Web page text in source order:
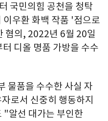
국민의힘 공천을 청탁
우환 화백 작품 '점으로
혐의, 2022년 6월 20일
디올 명품 가방을 수수
물품을 수수한 사실 자
로서 신중히 행동하지
"알선 대가는 부인한